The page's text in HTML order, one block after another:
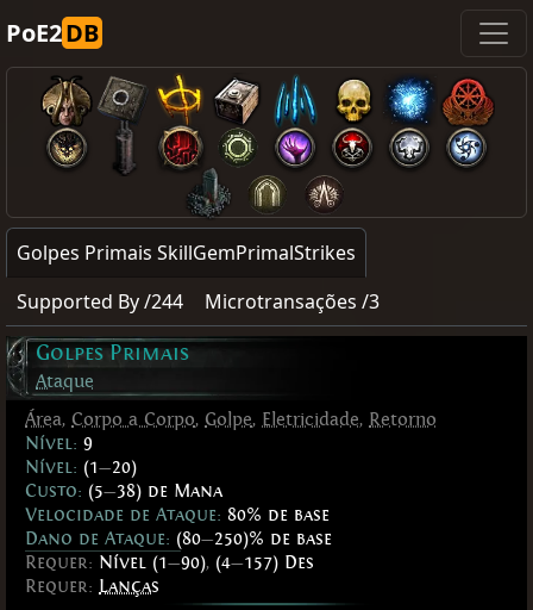
PoE2DB
Golpes Primais SkillGemPrimalStrikes
Supported By /244
Microtransações /3
Golpes Primais
Ataque
Área, Corpo a Corpo, Golpe, Eletricidade, Retorno
Nível: 9
Nível: (1—20)
Custo: (5—38) de Mana
Velocidade de Ataque: 80% de base
Dano de Ataque: (80—250)% de base
Requer: Nível (1—90), (4—157) Des
Requer: Lanças